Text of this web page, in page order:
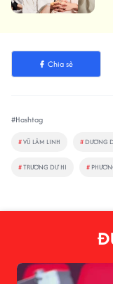
Chia sẻ
#Hashtag
#VŨ LÂM LINH # DƯƠNG
#TRƯƠNG DƯ HI #